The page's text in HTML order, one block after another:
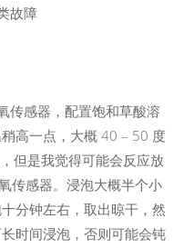
故障
传感器，配置饱和草酸溶
高一点，大概 40 – 50 度
但是我觉得可能会反应放
传感器。浸泡大概半个小
分钟左右，取出晾干，然
时间浸泡，否则可能会钝